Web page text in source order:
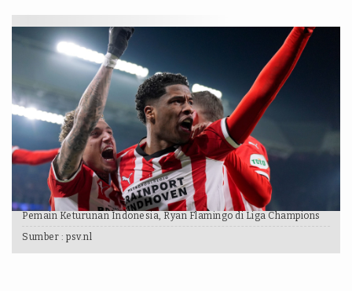
Pemain Keturunan Indonesia, Ryan Flamingo di Liga Champions
Sumber : psv.nl